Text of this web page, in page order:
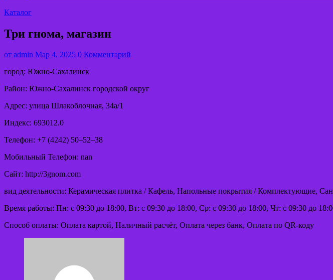
Каталог
Три гнома, магазин
от admin Мар 4, 2025 0 Комментарий
город: Южно-Сахалинск
Район: Южно-Сахалинск городской округ
Адрес: улица Шлакоблочная, 34а/1
Индекс: 693012.0
Телефон: +7 (4242) 50‒52‒38
Мобильный Телефон: nan
Сайт: http://3gnom.com
вид деятельности: Керамическая плитка / Кафель, Напольные покрытия / Комплектующие,
Время работы: Пн: с 09:30 до 18:00, Вт: с 09:30 до 18:00, Ср: с 09:30 до 18:00, Чт: с 09:30 до
Способ оплаты: Оплата картой, Наличный расчёт, Оплата через банк, Оплата по QR-коду